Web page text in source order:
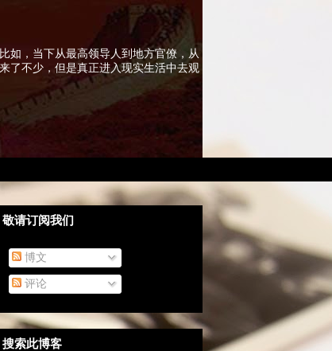
如，当下从最高领导人到地方官僚，从
了不少，但是真正进入现实生活中去观
敬请订阅我们
博文
评论
搜索此博客